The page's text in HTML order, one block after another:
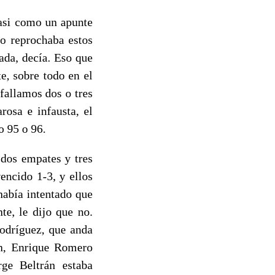
como un apunte
reprochaba estos
decía. Eso que
sobre todo en el
dos o tres
e infausta, el
95 o 96.
empates y tres
1-3, y ellos
intentado que
le dijo que no.
que anda
Enrique Romero
Beltrán estaba